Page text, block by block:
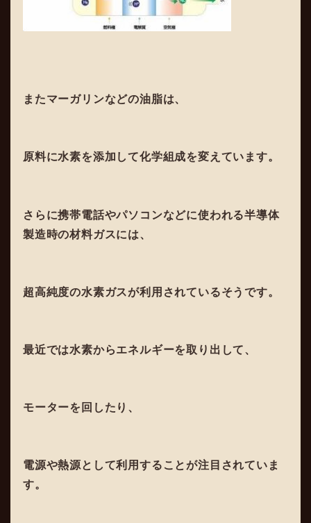
またマーガリンなどの油脂は、
原料に水素を添加して化学組成を変えています。
さらに携帯電話やパソコンなどに使われる半導体
製造時の材料ガスには、
超高純度の水素ガスが利用されているそうです。
最近では水素からエネルギーを取り出して、
モーターを回したり、
電源や熱源として利用することが注目されていま
す。